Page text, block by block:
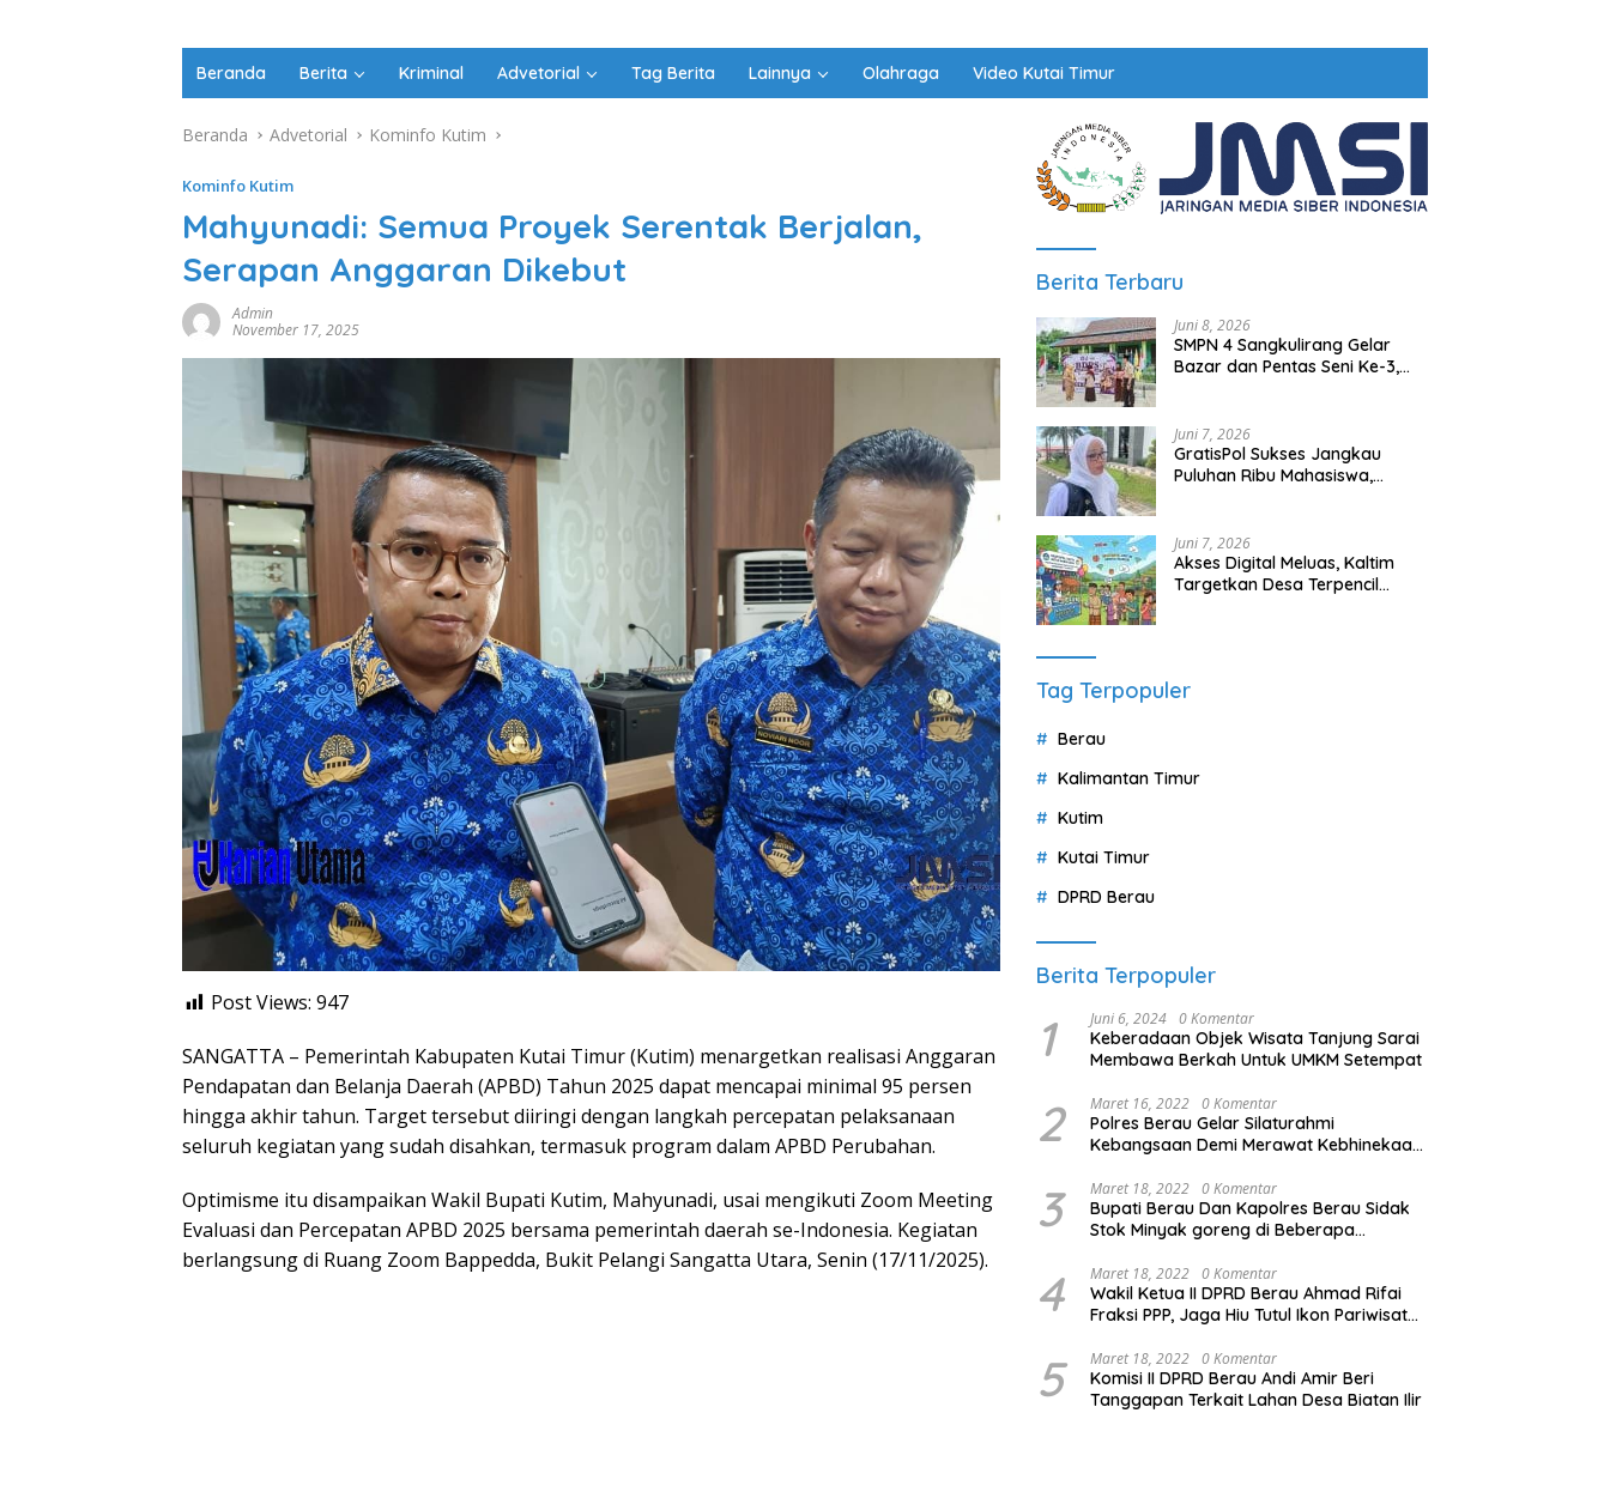
Beranda Berita Kriminal Advetorial Tag Berita Lainnya Olahraga Video Kutai Timur
Beranda Advetorial Kominfo Kutim
Kominfo Kutim
Mahyunadi: Semua Proyek Serentak Berjalan,
Serapan Anggaran Dikebut
Admin
November 17, 2025
Post Views: 947
SANGATTA – Pemerintah Kabupaten Kutai Timur (Kutim) menargetkan realisasi Anggaran
Pendapatan dan Belanja Daerah (APBD) Tahun 2025 dapat mencapai minimal 95 persen
hingga akhir tahun. Target tersebut diiringi dengan langkah percepatan pelaksanaan
seluruh kegiatan yang sudah disahkan, termasuk program dalam APBD Perubahan.
Optimisme itu disampaikan Wakil Bupati Kutim, Mahyunadi, usai mengikuti Zoom Meeting
Evaluasi dan Percepatan APBD 2025 bersama pemerintah daerah se-Indonesia. Kegiatan
berlangsung di Ruang Zoom Bappedda, Bukit Pelangi Sangatta Utara, Senin (17/11/2025).
Berita Terbaru
Juni 8, 2026
SMPN 4 Sangkulirang Gelar
Bazar dan Pentas Seni Ke-3,
Juni 7, 2026
GratisPol Sukses Jangkau
Puluhan Ribu Mahasiswa,
Juni 7, 2026
Akses Digital Meluas, Kaltim
Targetkan Desa Terpencil
Tag Terpopuler
Berau
Kalimantan Timur
Kutim
Kutai Timur
DPRD Berau
Berita Terpopuler
1 Juni 6, 2024 0 Komentar
Keberadaan Objek Wisata Tanjung Sarai
Membawa Berkah Untuk UMKM Setempat
2 Maret 16, 2022 0 Komentar
Polres Berau Gelar Silaturahmi
Kebangsaan Demi Merawat Kebhinekaan
3 Maret 18, 2022 0 Komentar
Bupati Berau Dan Kapolres Berau Sidak
Stok Minyak goreng di Beberapa
4 Maret 18, 2022 0 Komentar
Wakil Ketua II DPRD Berau Ahmad Rifai
Fraksi PPP, Jaga Hiu Tutul Ikon Pariwisata
5 Maret 18, 2022 0 Komentar
Komisi II DPRD Berau Andi Amir Beri
Tanggapan Terkait Lahan Desa Biatan Ilir